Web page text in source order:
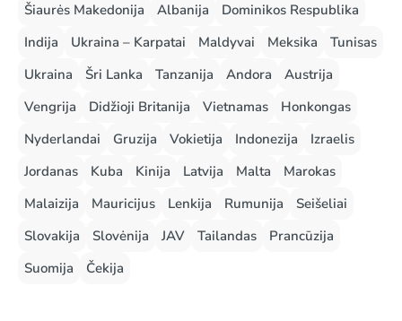
Šiaurės Makedonija
Albanija
Dominikos Respublika
Indija
Ukraina – Karpatai Maldyvai Meksika
Tunisas
Ukraina
Šri Lanka Tanzanija Andora
Austrija
Vengrija
Didžioji Britanija Vietnamas
Honkongas
Nyderlandai
Gruzija Vokietija Indonezija
Izraelis
Jordanas
Kuba Kinija Latvija Malta
Marokas
Malaizija
Mauricijus Lenkija Rumunija
Seišeliai
Slovakija
Slovėnija JAV Tailandas
Prancūzija
Suomija
Čekija